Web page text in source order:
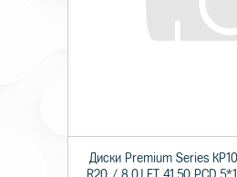
Диски Premium Series